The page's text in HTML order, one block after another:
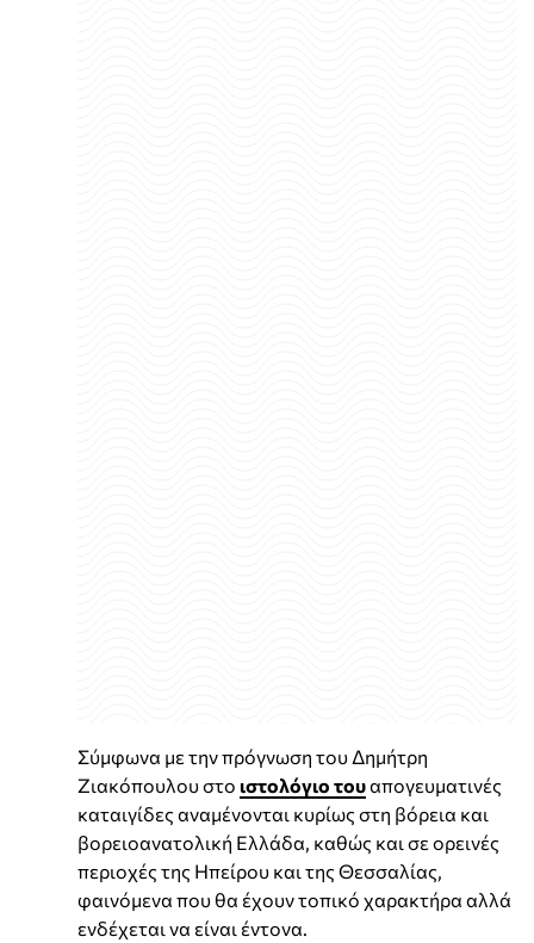
Σύμφωνα με την πρόγνωση του Δημήτρη
Ζιακόπουλου στο ιστολόγιο τουαπογευματινές
καταιγίδες αναμένονται κυρίως στη βόρεια και
βορειοανατολική Ελλάδα, καθώς και σε ορεινές
περιοχές της Ηπείρου και της Θεσσαλίας,
φαινόμενα που θα έχουν τοπικό χαρακτήρα αλλά
ενδέχεται να είναι έντονα.